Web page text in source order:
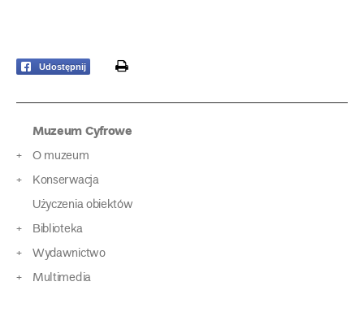
Udostępnij print
Muzeum Cyfrowe
O muzeum
Konserwacja
Użyczenia obiektów
Biblioteka
Wydawnictwo
Multimedia